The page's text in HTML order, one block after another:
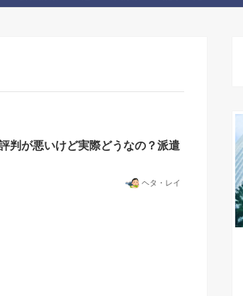
判が悪いけど実際どうなの？派遣
ヘタ・レイ